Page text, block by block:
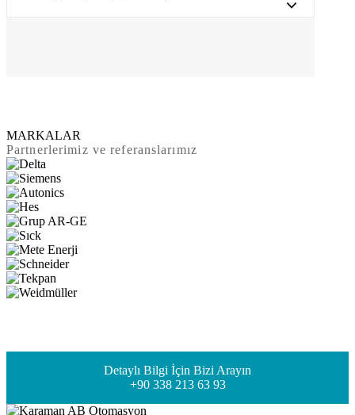
MARKALAR
Partnerlerimiz ve referanslarımız
Detaylı Bilgi İçin Bizi Arayın
+90 338 213 63 93